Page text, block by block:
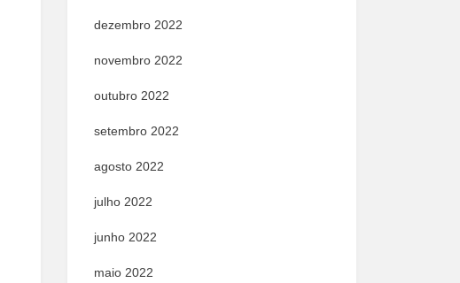
dezembro 2022
novembro 2022
outubro 2022
setembro 2022
agosto 2022
julho 2022
junho 2022
maio 2022